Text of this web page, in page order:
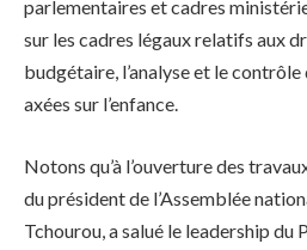
parlementaires et cadres
sur les cadres légaux relatifs aux
budgétaire, l’analyse et le
axées sur l’enfance.
Notons qu’à l’ouverture des
du président de l’Assemblée
Tchourou, a salué le leadership du